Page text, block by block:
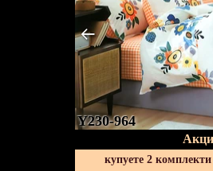
Y230-964
купуете 2